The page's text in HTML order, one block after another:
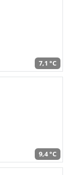
7,1 °C
9,4 °C